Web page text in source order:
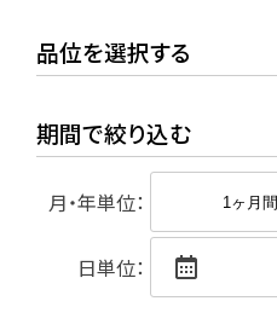
品位を選択する
期間で絞り込む
月・年単位： 1ヶ月間
日単位：